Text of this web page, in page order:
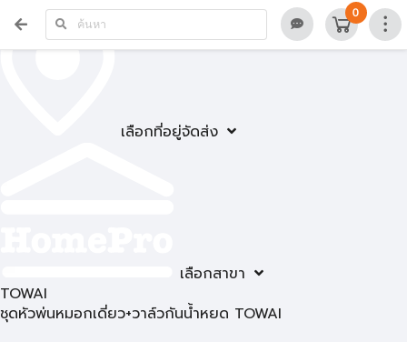
เลือกที่อยู่จัดส่ง
เลือกสาขา
0
TOWAI
ชุดหัวพ่นหมอกเดี่ยว+วาล์วกันน้ำหยด TOWAI